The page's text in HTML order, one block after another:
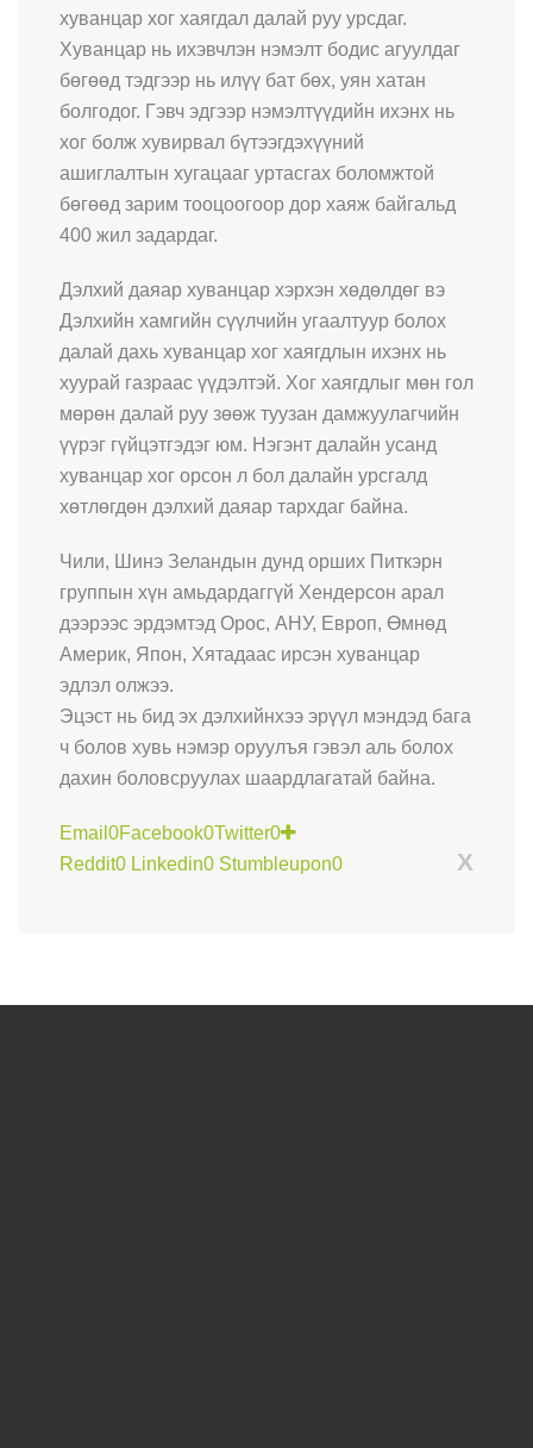
хуванцар хог хаягдал далай руу урсдаг.
Хуванцар нь ихэвчлэн нэмэлт бодис агуулдаг
бөгөөд тэдгээр нь илүү бат бөх, уян хатан
болгодог. Гэвч эдгээр нэмэлтүүдийн ихэнх нь
хог болж хувирвал бүтээгдэхүүний
ашиглалтын хугацааг уртасгах боломжтой
бөгөөд зарим тооцоогоор дор хаяж байгальд
400 жил задардаг.
Дэлхий даяар хуванцар хэрхэн хөдөлдөг вэ
Дэлхийн хамгийн сүүлчийн угаалтуур болох
далай дахь хуванцар хог хаягдлын ихэнх нь
хуурай газраас үүдэлтэй. Хог хаягдлыг мөн гол
мөрөн далай руу зөөж туузан дамжуулагчийн
үүрэг гүйцэтгэдэг юм. Нэгэнт далайн усанд
хуванцар хог орсон л бол далайн урсгалд
хөтлөгдөн дэлхий даяар тархдаг байна.
Чили, Шинэ Зеландын дунд орших Питкэрн
группын хүн амьдардаггүй Хендерсон арал
дээрээс эрдэмтэд Орос, АНУ, Европ, Өмнөд
Америк, Япон, Хятадаас ирсэн хуванцар
эдлэл олжээ.
Эцэст нь бид эх дэлхийнхээ эрүүл мэндэд бага
ч болов хувь нэмэр оруулъя гэвэл аль болох
дахин боловсруулах шаардлагатай байна.
Email 0Facebook0Twitter0
X
Reddit0 Linkedin0 Stumbleupon0